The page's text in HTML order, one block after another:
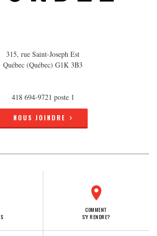
315, rue Saint-Joseph Est
Québec (Québec) G1K 3B3
418 694-9721 poste 1
NOUS JOINDRE
COMMENT
S'Y RENDRE?